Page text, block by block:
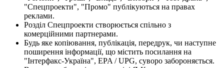
"Спецпроекти", "Промо" публікуються на правах
реклами.
Розділ Спецпроекти створюється спільно з
комерційними партнерами.
Будь яке копіювання, публікація, передрук, чи наступне
поширення інформації, що містить посилання на
"Інтерфакс-Україна", EPA / UPG, суворо забороняється.